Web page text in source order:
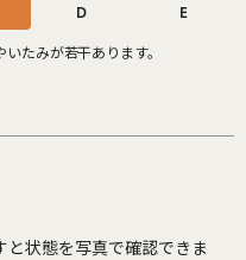
D E
たみが若干あります。
状態を写真で確認できま